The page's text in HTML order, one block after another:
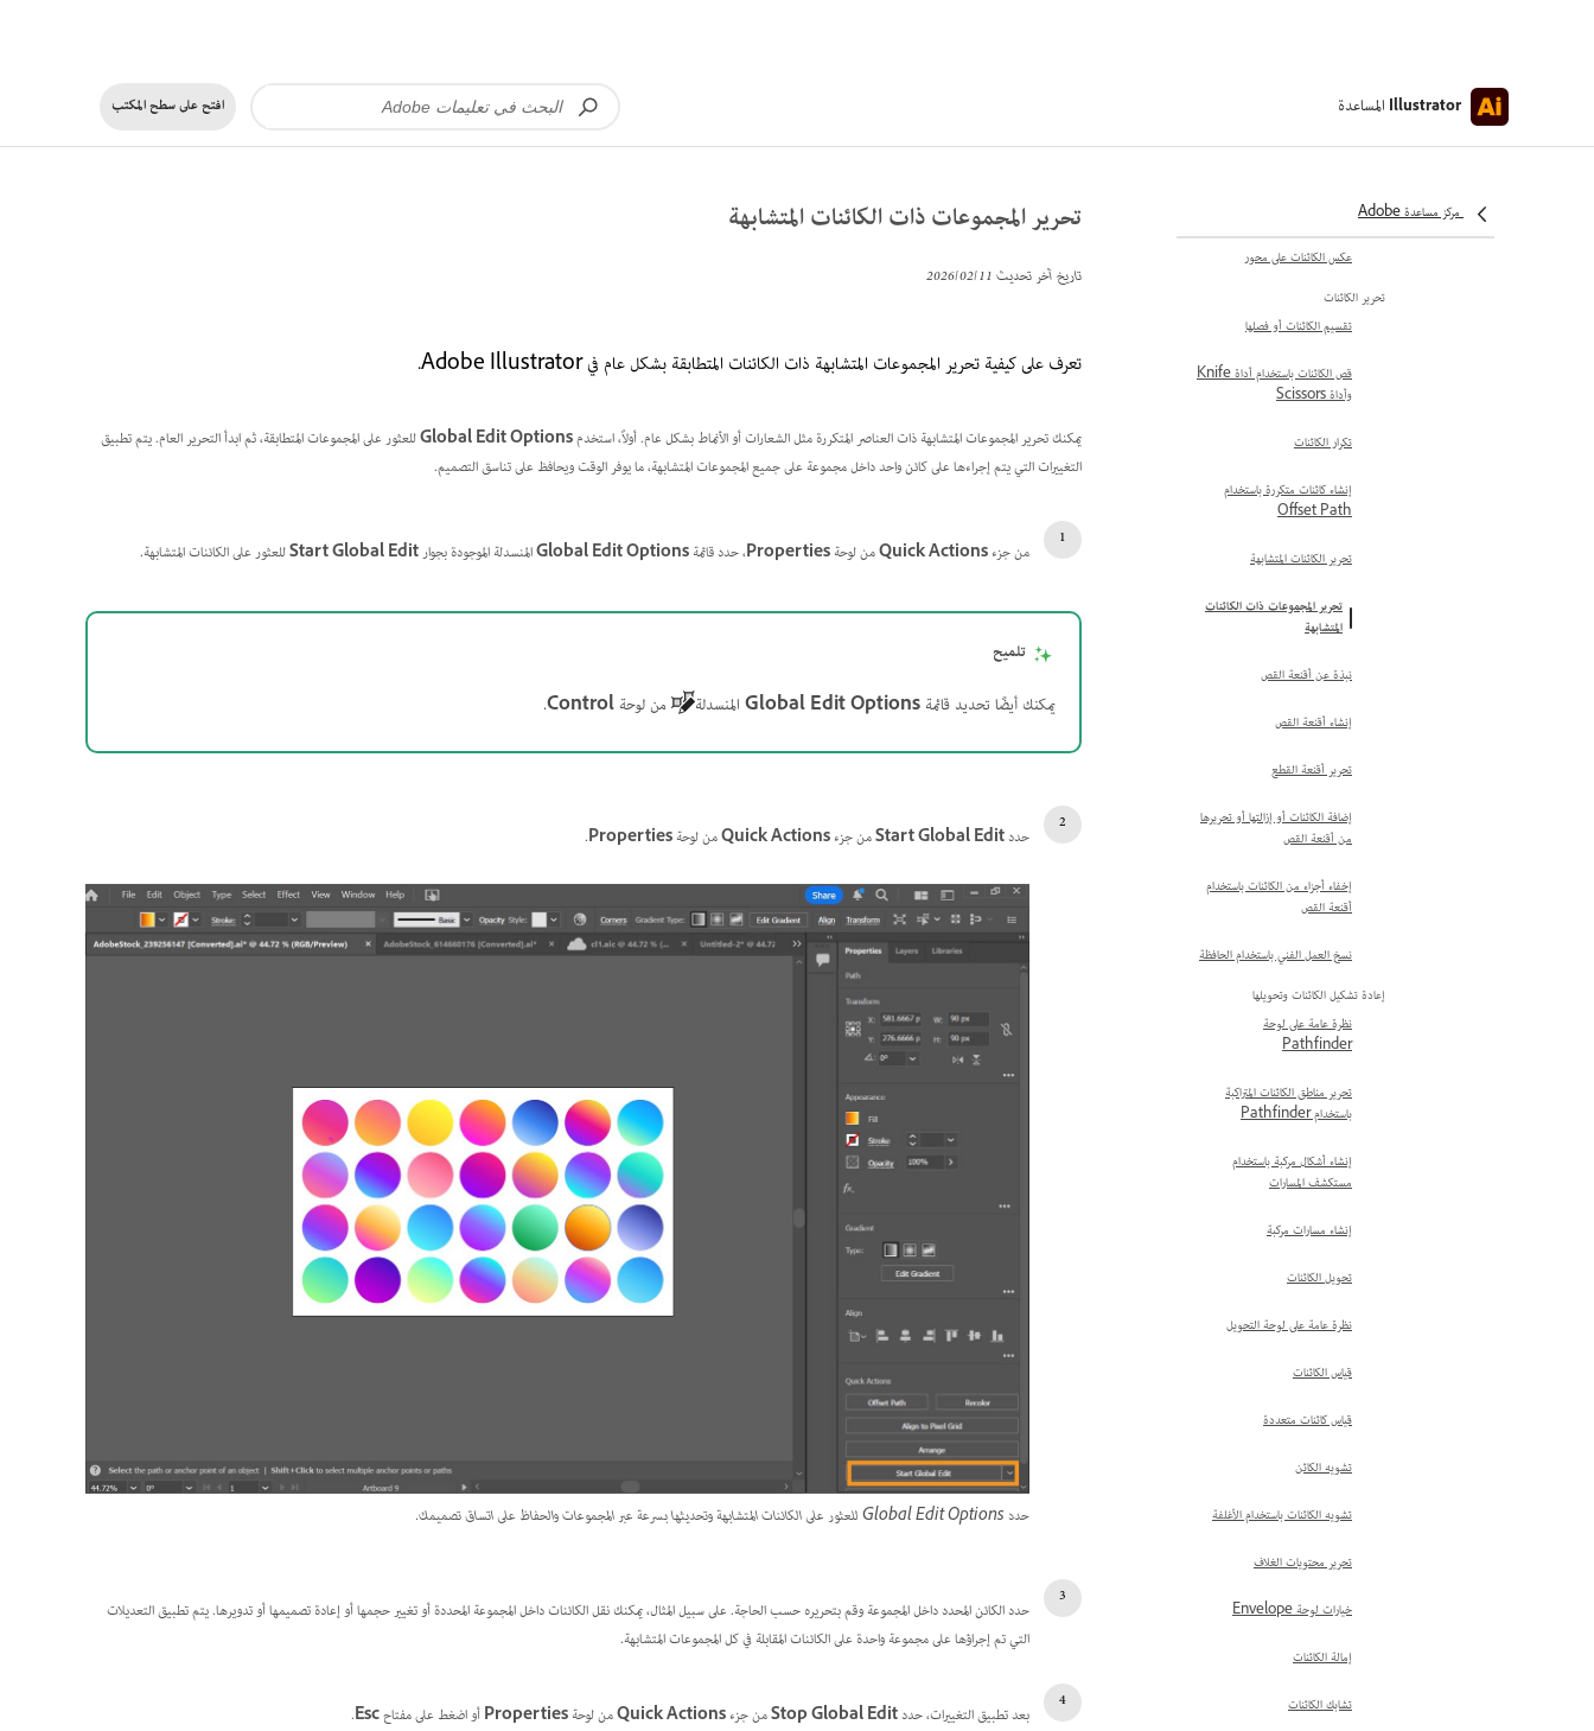
Illustrator المساعدة افتح علىسطح المكتب
مركز مساعدة Adobe
تدوير عدة كائنات كلٌ على حدة
عكس الكائنات على محور
تحرير الكائنات
تقسيم الكائنات أو فصلها
قص الكائنات باستخدام أداة Knife
وأداة Scissors
تكرار الكائنات
إنشاء كائنات متكررة باستخدام
Offset Path
تحرير الكائنات المتشابهة
تحرير المجموعات ذات الكائنات
المتشابهة
نبذة عن أقنعة القص
إنشاء أقنعة القص
تحرير أقنعة القطع
إضافة الكائنات أو إزالتها أو تحريرها
من أقنعة القص
إخفاء أجزاء من الكائنات باستخدام
أقنعة القص
نسخ العمل الفني باستخدام الحافظة
إعادة تشكيل الكائنات وتحويلها
نظرة عامة على لوحة
Pathfinder
تحرير مناطق الكائنات المتراكبة
باستخدام Pathfinder
إنشاء أشكال مركبة باستخدام
مستكشف المسارات
إنشاء مسارات مركبة
تحويل الكائنات
نظرة عامة على لوحة التحويل
قياس الكائنات
قياس كائنات متعددة
تشويه الكائن
تشويه الكائنات باستخدام الأغلفة
تحرير محتويات الغلاف
خيارات لوحة Envelope
إمالة الكائنات
تشابك الكائنات
تحرير المجموعات ذات الكائنات المتشابهة
تاريخ آخر تحديث11‏/02‏/2026
تعرف على كيفية تحرير المجموعات المتشابهة ذات الكائنات المتطابقة بشكل عام في Adobe Illustrator.
يمكنك تحرير المجموعات المتشابهة ذات العناصر المتكررة مثل الشعارات أو الأنماط بشكل عام. أولاً، استخدمGlobal Edit Optionsللعثور على المجموعات المتطابقة، ثم ابدأ التحرير العام. يتم تطبيق
التغييرات التي يتم إجراءها على كائن واحد داخل مجموعة على جميع المجموعات المتشابهة، ما يوفر الوقت ويحافظ على تناسق التصميم.
من جزءQuick Actionsمن لوحةProperties، حدد قائمةGlobal Edit Optionsالمنسدلة الموجودة بجوارStart Global Editللعثور على الكائنات المتشابهة.
تلميح
يمكنك أيضًا تحديد قائمةGlobal Edit Optionsالمنسدلة من لوحةControl
.
حددStart Global Editمن جزءQuick Actionsمن لوحةProperties
.
حدد Global Edit Options للعثور على الكائنات المتشابهة وتحديثها بسرعة عبر المجموعات والحفاظ على اتساق تصميمك.
حدد الكائن المحدد داخل المجموعة وقم بتحريره حسب الحاجة. على سبيل المثال، يمكنك نقل الكائنات داخل المجموعة المحددة أو تغيير حجمها أو إعادة تصميمها أو تدويرها. يتم تطبيق التعديلات
التي تم إجراؤها على مجموعة واحدة على الكائنات المقابلة في كل المجموعات المتشابهة.
بعد تطبيق التغييرات، حددStop Global Editمن جزءQuick Actionsمن لوحةPropertiesأو اضغط على مفتاحEsc
.